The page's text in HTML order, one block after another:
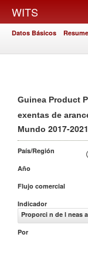
WITS
Datos Básicos
Guinea Product
exentas de
Mundo 2017-2021
País/Región
Año
Flujo comercial
Indicador
Proporci n de l neas
Por